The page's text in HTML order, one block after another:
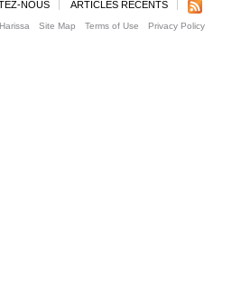
NOUS ARTICLES RECENTS
Site Map Terms of Use Privacy Policy